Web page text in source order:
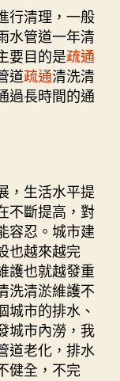
行清理，一般
水管道一年清
要目的是疏通
道疏通清洗清
過長時間的通
，生活水平提
不斷提高，對
容忍。城市建
也越來越完
護也就越發重
洗清淤維護不
城市的排水、
城市內澇，我
道老化，排水
健全，不完